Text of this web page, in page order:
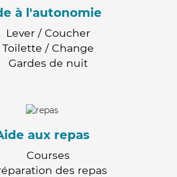
à l'autonomie
Lever / Coucher
Toilette / Change
Gardes de nuit
aux repas
Courses
des repas